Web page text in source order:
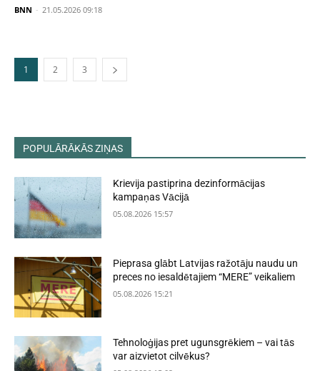
BNN - 21.05.2026 09:18
1 2 3
POPULĀRĀKĀS ZIŅAS
Krievija pastiprina dezinformācijas
kampaņas Vācijā
05.08.2026 15:57
Pieprasa glābt Latvijas ražotāju naudu un
preces no iesaldētajiem “MERE” veikaliem
05.08.2026 15:21
Tehnoloģijas pret ugunsgrēkiem – vai tās
var aizvietot cilvēkus?